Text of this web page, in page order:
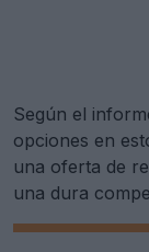
Según el
opciones en
una oferta de
una dura